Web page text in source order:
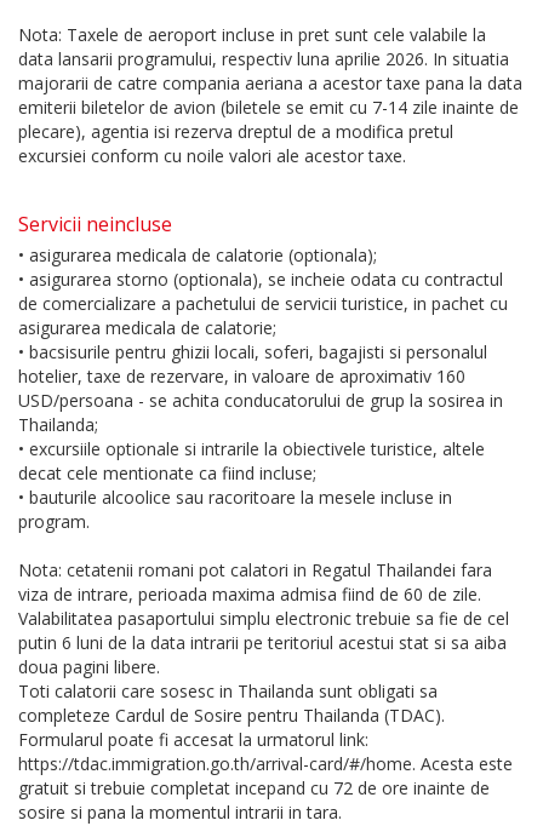
Nota: Taxele de aeroport incluse in pret sunt cele valabile la
data lansarii programului, respectiv luna aprilie 2026. In situatia
majorarii de catre compania aeriana a acestor taxe pana la data
emiterii biletelor de avion (biletele se emit cu 7-14 zile inainte de
plecare), agentia isi rezerva dreptul de a modifica pretul
excursiei conform cu noile valori ale acestor taxe.
Servicii neincluse
• asigurarea medicala de calatorie (optionala);
• asigurarea storno (optionala), se incheie odata cu contractul
de comercializare a pachetului de servicii turistice, in pachet cu
asigurarea medicala de calatorie;
• bacsisurile pentru ghizii locali, soferi, bagajisti si personalul
hotelier, taxe de rezervare, in valoare de aproximativ 160
USD/persoana - se achita conducatorului de grup la sosirea in
Thailanda;
• excursiile optionale si intrarile la obiectivele turistice, altele
decat cele mentionate ca fiind incluse;
• bauturile alcoolice sau racoritoare la mesele incluse in
program.
Nota: cetatenii romani pot calatori in Regatul Thailandei fara
viza de intrare, perioada maxima admisa fiind de 60 de zile.
Valabilitatea pasaportului simplu electronic trebuie sa fie de cel
putin 6 luni de la data intrarii pe teritoriul acestui stat si sa aiba
doua pagini libere.
Toti calatorii care sosesc in Thailanda sunt obligati sa
completeze Cardul de Sosire pentru Thailanda (TDAC).
Formularul poate fi accesat la urmatorul link:
https://tdac.immigration.go.th/arrival-card/#/home. Acesta este
gratuit si trebuie completat incepand cu 72 de ore inainte de
sosire si pana la momentul intrarii in tara.